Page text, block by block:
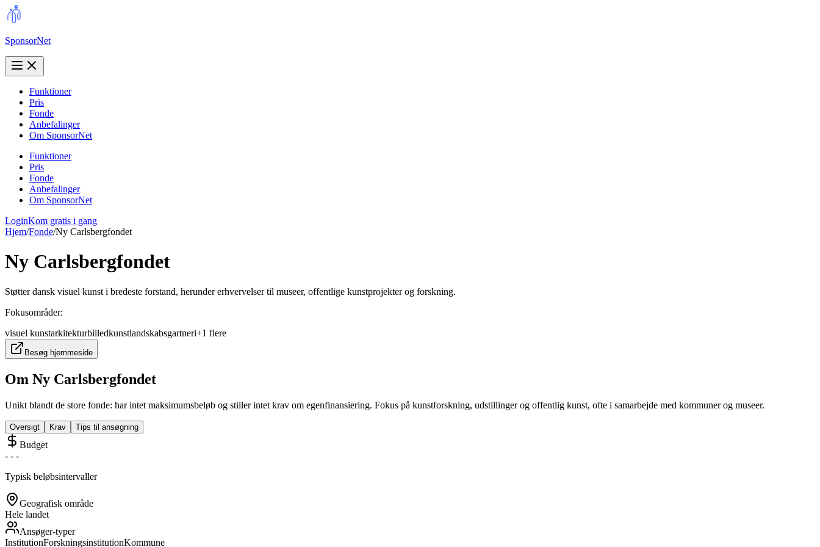
SponsorNet
Funktioner
Pris
Fonde
Anbefalinger
Om SponsorNet
Funktioner
Pris
Fonde
Anbefalinger
Om SponsorNet
LoginKom gratis i gang
Hjem/Fonde/Ny Carlsbergfondet
Ny Carlsbergfondet
Støtter dansk visuel kunst i bredeste forstand, herunder erhvervelser til museer, offentlige kunstprojekter og forskning.
Fokusområder:
visuel kunstarkitekturbilledkunstlandskabsgartneri+1 flere
Besøg hjemmeside
Om Ny Carlsbergfondet
Unikt blandt de store fonde: har intet maksimumsbeløb og stiller intet krav om egenfinansiering. Fokus på kunstforskning, udstillinger og offentlig kunst, ofte i samarbejde med kommuner og museer.
Oversigt Krav Tips til ansøgning
Budget
- - -
Typisk beløbsintervaller
Geografisk område
Hele landet
Ansøger-typer
InstitutionForskningsinstitutionKommune